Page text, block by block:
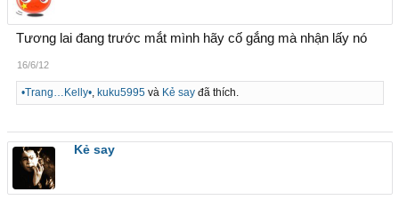
Tương lai đang trước mắt mình hãy cố gắng mà nhận lấy nó
16/6/12
•Trang…Kelly•, kuku5995và Kẻ sayđã thích.
Kẻ say